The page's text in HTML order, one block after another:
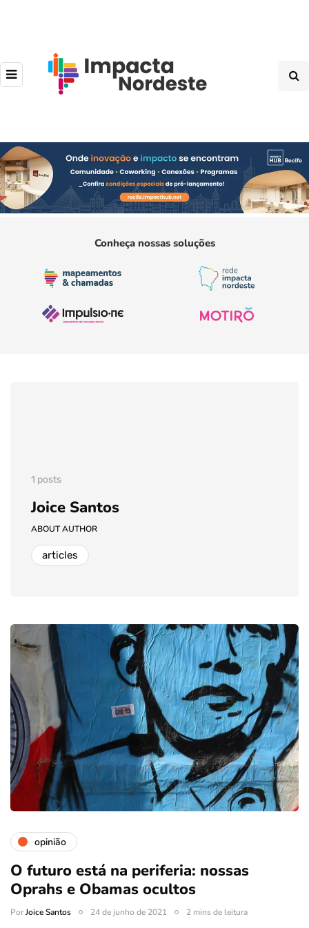
Conheça nossas soluções
1 posts
Joice Santos
ABOUT AUTHOR
articles
opinião
O futuro está na periferia: nossas
Oprahs e Obamas ocultos
PorJoice Santos 24 de junho de 2021 2 mins de leitura